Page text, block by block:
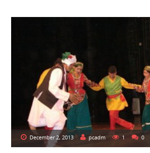
December 2, 2013 pcadm 1 0